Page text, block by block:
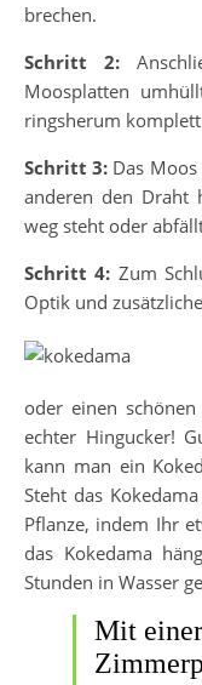
brechen.
Schritt 2:
Moosplatten
ringsherum
Schritt 3: Das
anderen den Draht
weg steht oder
Schritt 4: Zum
Optik und
oder einen
echter Hingucker!
kann man ein
Steht das
Pflanze, indem Ihr
das Kokedama
Stunden in Wasser
Mit